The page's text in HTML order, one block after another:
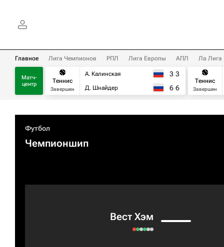
Главное Лига Чемпионов РПЛ Лига Европы АПЛ Ла Лига
Матч-
центр
Теннис
Завершен
А. Калинская
Д. Шнайдер
3 3
6 6
Теннис
Завершен
Футбол
Чемпионшип
Вест Хэм